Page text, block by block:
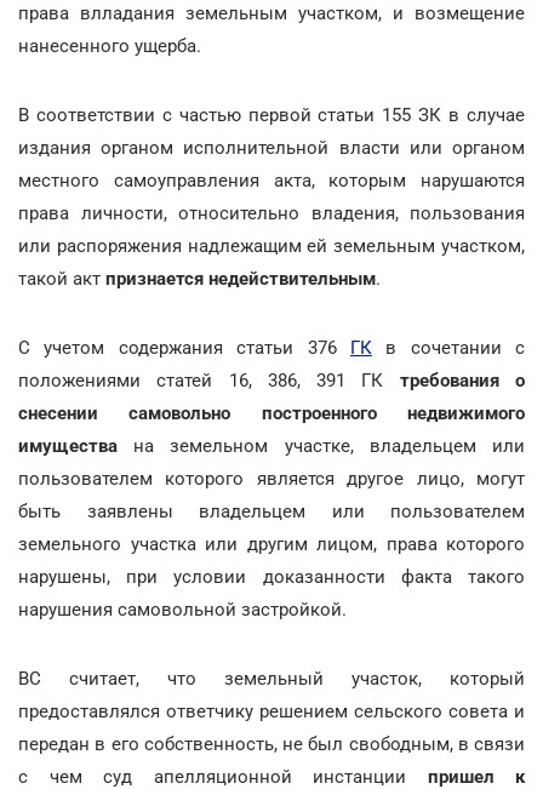
права влладания земельным участком, и возмещение
нанесенного ущерба.
В соответствии с частью первой статьи 155 ЗК в случае
издания органом исполнительной власти или органом
местного самоуправления акта, которым нарушаются
права личности, относительно владения, пользования
или распоряжения надлежащим ей земельным участком,
такой акт признается недействительным.
С учетом содержания статьи 376 ГКв сочетании с
положениями статей 16, 386, 391 ГК требования о
снесении самовольно построенного недвижимого
имущества на земельном участке, владельцем или
пользователем которого является другое лицо, могут
быть заявлены владельцем или пользователем
земельного участка или другим лицом, права которого
нарушены, при условии доказанности факта такого
нарушения самовольной застройкой.
ВС считает, что земельный участок, который
предоставлялся ответчику решением сельского совета и
передан в его собственность, не был свободным, в связи
с чем суд апелляционной инстанции пришел к